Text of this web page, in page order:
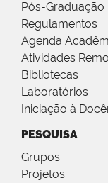
Pós-Graduação
Regulamentos
Agenda
Atividades
Bibliotecas
Laboratórios
Iniciação à
PESQUISA
Grupos
Projetos